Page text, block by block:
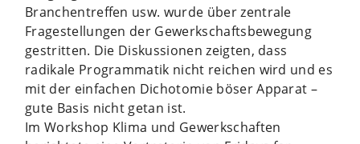
Branchentreffen usw. wurde über zentrale
Fragestellungen der Gewerkschaftsbewegung
gestritten. Die Diskussionen zeigten, dass
radikale Programmatik nicht reichen wird und es
mit der einfachen Dichotomie böser Apparat –
gute Basis nicht getan ist.
Im Workshop Klima und Gewerkschaften